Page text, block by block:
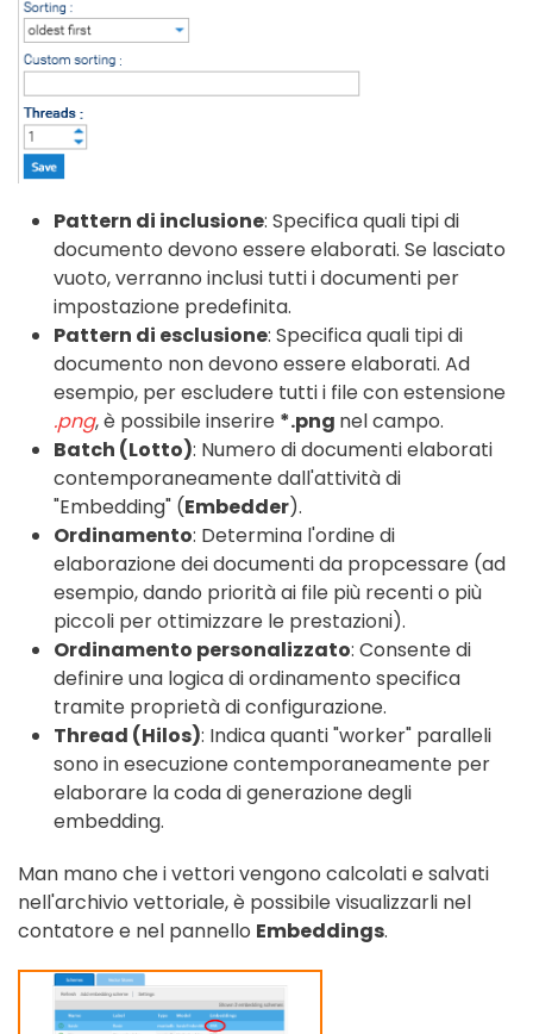
Pattern di inclusione: Specifica quali tipi di
documento devono essere elaborati. Se lasciato
vuoto, verranno inclusi tutti i documenti per
impostazione predefinita.
Pattern di esclusione: Specifica quali tipi di
documento non devono essere elaborati. Ad
esempio, per escludere tutti i file con estensione
.png, è possibile inserire *.png nel campo.
Batch (Lotto): Numero di documenti elaborati
contemporaneamente dall'attività di
"Embedding" (Embedder).
Ordinamento: Determina l'ordine di
elaborazione dei documenti da propcessare (ad
esempio, dando priorità ai file più recenti o più
piccoli per ottimizzare le prestazioni).
Ordinamento personalizzato: Consente di
definire una logica di ordinamento specifica
tramite proprietà di configurazione.
Thread (Hilos): Indica quanti "worker" paralleli
sono in esecuzione contemporaneamente per
elaborare la coda di generazione degli
embedding.
Man mano che i vettori vengono calcolati e salvati
nell'archivio vettoriale, è possibile visualizzarli nel
contatore e nel pannello Embeddings.